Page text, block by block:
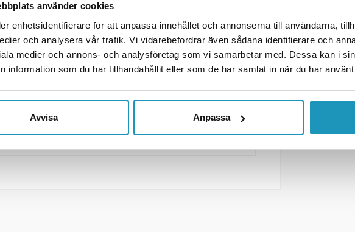
använder cookies
enhetsidentifierare för att anpassa innehållet och annonserna till användarna,
och analysera vår trafik. Vi vidarebefordrar även sådana identifierare och
medier och annons- och analysföretag som vi samarbetar med. Dessa kan i
information som du har tillhandahållit eller som de har samlat in när du har
Avvisa Anpassa